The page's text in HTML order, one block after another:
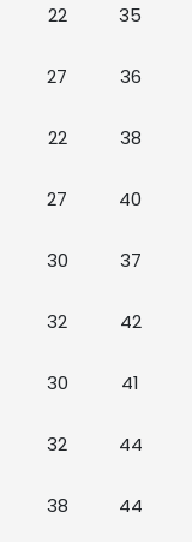
22 35
27 36
22 38
27 40
30 37
32 42
30 41
32 44
38 44